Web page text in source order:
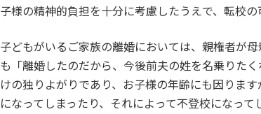
子様の精神的負担を十分に考慮したうえで、転校
子どもがいるご家族の離婚においては、親権者が
も「離婚したのだから、今後前夫の姓を名乗りた
けの独りよがりであり、お子様の年齢にも因りま
になってしまったり、それによって不登校になっ